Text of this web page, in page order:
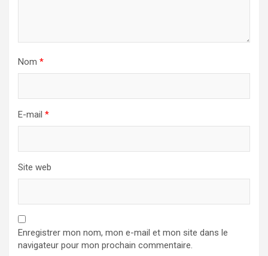
Nom *
E-mail *
Site web
Enregistrer mon nom, mon e-mail et mon site dans le
navigateur pour mon prochain commentaire.